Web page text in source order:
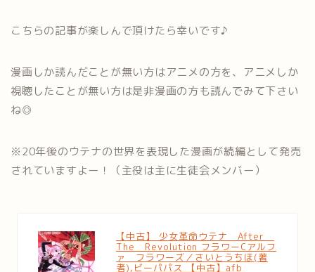
こちらの記事が楽しんで頂けたら幸いです♪
漫画しか読んだことが無い方はアニメの方を、アニメしか
視聴したことが無い方は是非漫画の方も読んでみて下さい
ね◎
※20年後のウテナの世界を表現した漫画が続編として発売
されていますよー！（主役は主に生徒会メンバー）
【中古】 少女革命ウテナ After
The Revolution フラワーCアルフ
ァ フラワーズ／さいとうちほ(著
者),ビーパパス 【中古】afb